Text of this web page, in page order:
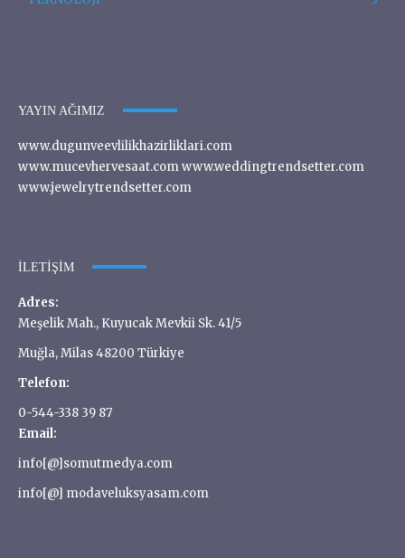
YAYIN AĞIMIZ
www.dugunveevlilikhazirliklari.com
www.mucevhervesaat.com www.weddingtrendsetter.com
www.jewelrytrendsetter.com
İLETIŞIM
Adres:
Meşelik Mah., Kuyucak Mevkii Sk. 41/5
Muğla, Milas 48200 Türkiye
Telefon:
0-544-338 39 87
Email:
info[@]somutmedya.com
info[@] modaveluksyasam.com